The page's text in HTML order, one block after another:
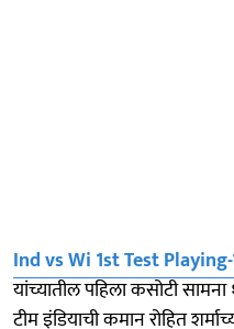
Ind vs Wi 1st Test Playing-
यांच्यातील पहिला कसोटी
टीम इंडियाची कमान रोहित